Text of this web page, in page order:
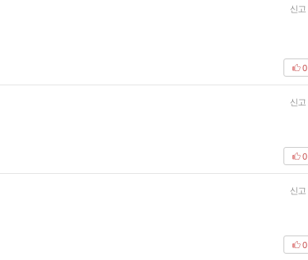
신고
0
신고
0
신고
0